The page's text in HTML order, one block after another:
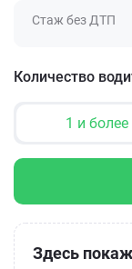
Стаж без ДТП
Количество
1 и более
Здесь